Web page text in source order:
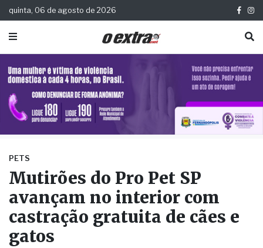
quinta, 06 de agosto de 2026
PETS
Mutirões do Pro Pet SP
avançam no interior com
castração gratuita de cães e
gatos